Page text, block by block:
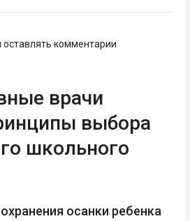
оставлять комментарии
врачи
выбора
школьного
осанки ребенка